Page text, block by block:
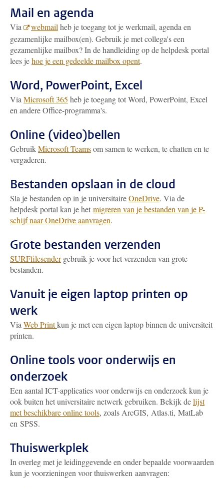
Mail en agenda
Via webmail heb je toegang tot je werkmail, agenda en
gezamenlijke mailbox(en). Gebruik je met collega's een
gezamenlijke mailbox? In de handleiding op de helpdesk portal
lees jehoe je een gedeelde mailbox opent.
Word, PowerPoint, Excel
Via Microsoft 365 heb je toegang tot Word, PowerPoint, Excel
en andere Office-programma's.
Online (video)bellen
GebruikMicrosoft Teamsom samen te werken, te chatten en te
vergaderen.
Bestanden opslaan in de cloud
Sla je bestanden op in je universitaireOneDrive. Via de
helpdesk portal kan je het migreren van je bestanden van je P-
schijf naar OneDrive aanvragen.
Grote bestanden verzenden
SURFfilesendergebruik je voor het verzenden van grote
bestanden.
Vanuit je eigen laptop printen op
werk
Via Web Printkun je met een eigen laptop binnen de universiteit
printen.
Online tools voor onderwijs en
onderzoek
Een aantal ICT-applicaties voor onderwijs en onderzoek kun je
ook buiten het universitaire netwerk gebruiken. Bekijk delijst
met beschikbare online tools, zoals ArcGIS, Atlas.ti, MatLab
en SPSS.
Thuiswerkplek
In overleg met je leidinggevende en onder bepaalde voorwaarden
kun je voorzieningen voor thuiswerken aanvragen: